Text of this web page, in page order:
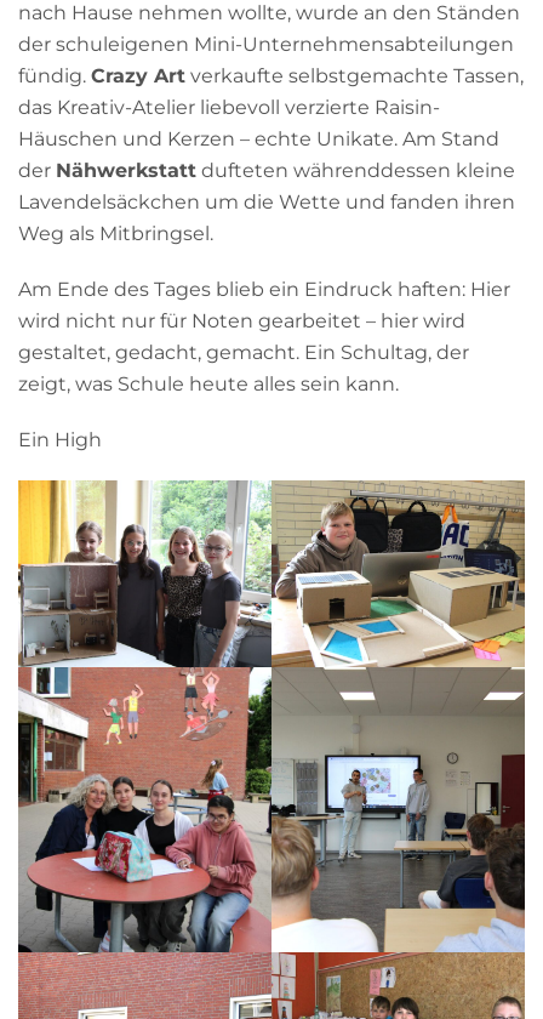
nach Hause nehmen wollte, wurde an den Ständen
der schuleigenen Mini-Unternehmensabteilungen
fündig. Crazy Art verkaufte selbstgemachte Tassen,
das Kreativ-Atelier liebevoll verzierte Raisin-
Häuschen und Kerzen – echte Unikate. Am Stand
der Nähwerkstatt dufteten währenddessen kleine
Lavendelsäckchen um die Wette und fanden ihren
Weg als Mitbringsel.
Am Ende des Tages blieb ein Eindruck haften: Hier
wird nicht nur für Noten gearbeitet – hier wird
gestaltet, gedacht, gemacht. Ein Schultag, der
zeigt, was Schule heute alles sein kann.
Ein High